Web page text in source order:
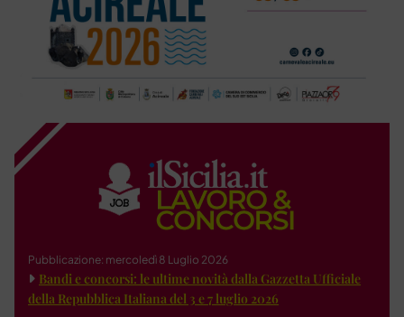
Pubblicazione: mercoledì 8 Luglio 2026
Bandi e concorsi: le ultime novità dalla Gazzetta Ufficiale
della Repubblica Italiana del 3 e 7 luglio 2026